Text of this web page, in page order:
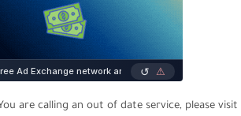
You are calling an out of date service, please visit